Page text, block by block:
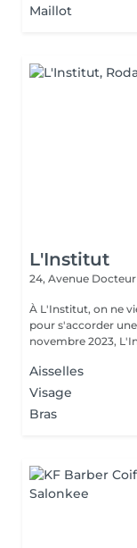
Maillot
L'Institut
24, Avenue Docteur
À L'Institut, on ne
pour s'accorder
novembre 2023,
Aisselles
Visage
Bras